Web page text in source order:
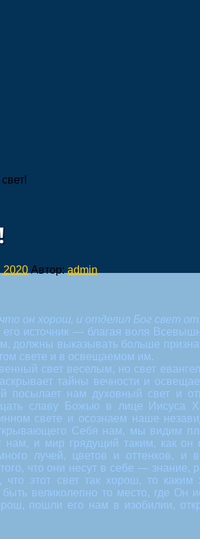
2020 Автор:admin
что он хорош, и отделил Бог свет
источник — благая воля
должны выказывать больше
свете и в освещаемом им.
свет веселым, но свет
тайны вечности и
посылает нам духовный свет и
славу Божью в лице Иисуса
свете и осознаем наше
Себя нам, мы видим
нам, и мир грядущий таким, как
лучей, цветов и оттенков, и
что они несут в себе — знание,
этот свет так хорош, то
великолепно то место, где Он
пошли его нам в изобилии,